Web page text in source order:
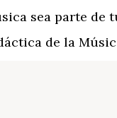
sea parte
de la